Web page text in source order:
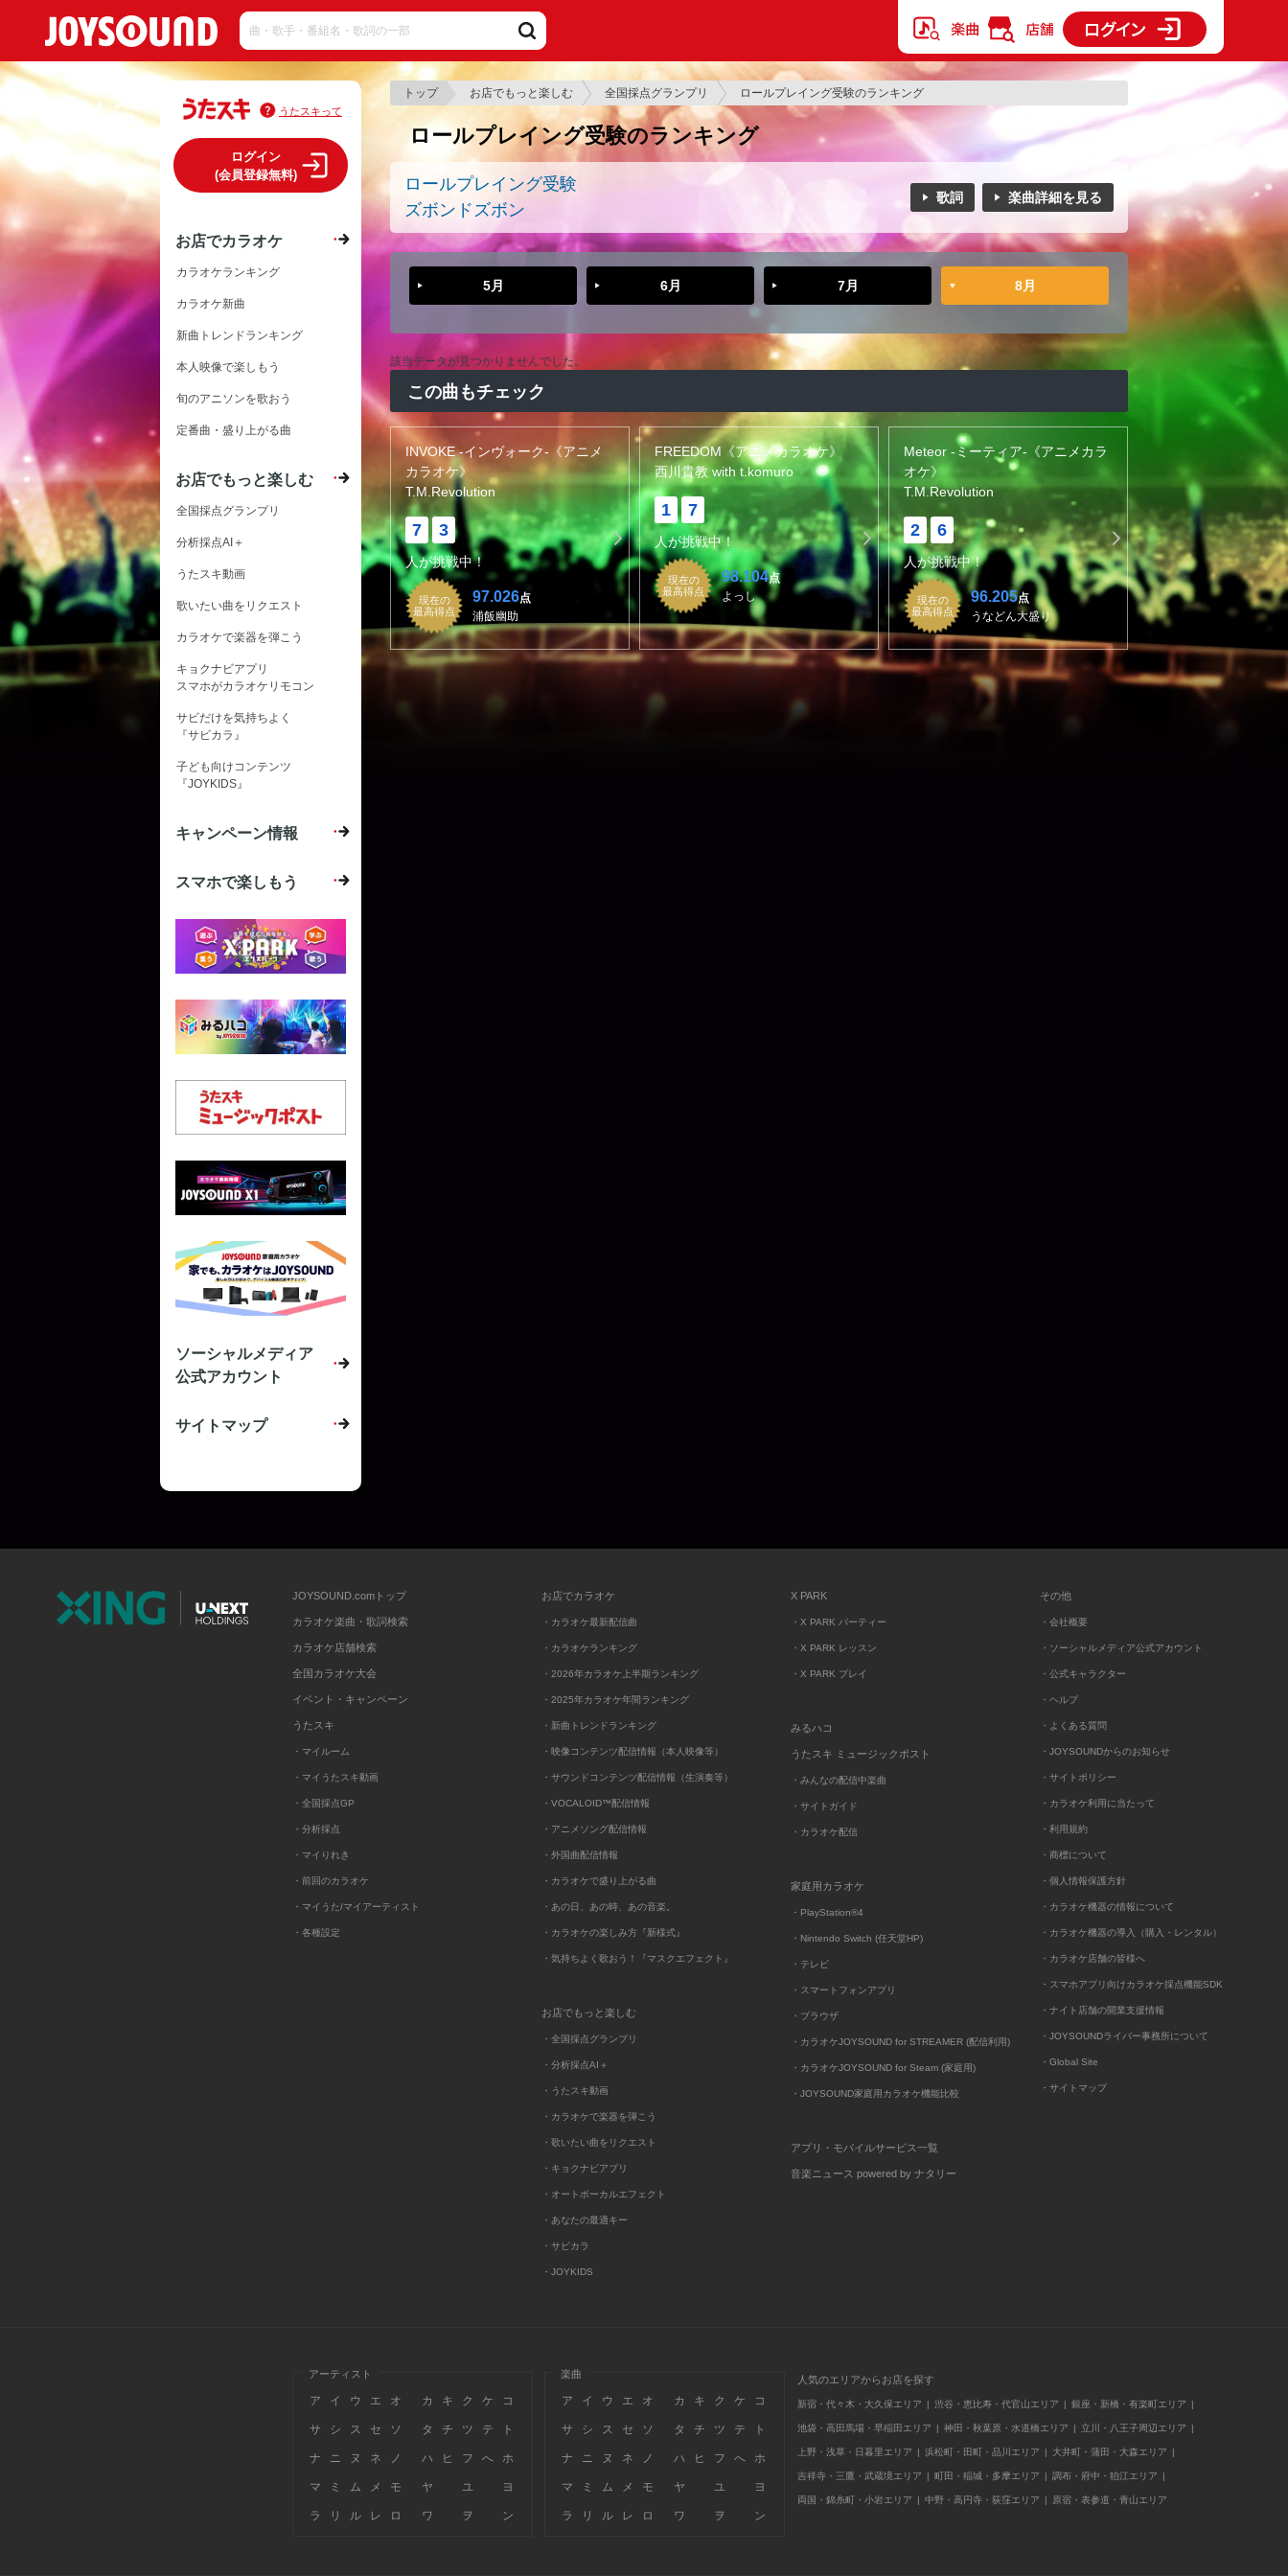
トップ お店でもっと楽しむ 全国採点グランプリ ロールプレイング受験のランキング
ロールプレイング受験のランキング
ロールプレイング受験
ズボンドズボン
歌詞 楽曲詳細を見る
5月 6月 7月 8月
該当データが見つかりませんでした。
この曲もチェック
INVOKE -インヴォーク-《アニメ
カラオケ》
T.M.Revolution
7 3
人が挑戦中！
現在の
最高得点
97.026点
浦飯幽助
FREEDOM《アニメカラオケ》
西川貴教 with t.komuro
1 7
人が挑戦中！
現在の
最高得点
98.104点
よっし
Meteor -ミーティア-《アニメカラ
オケ》
T.M.Revolution
2 6
人が挑戦中！
現在の
最高得点
96.205点
うなどん大盛り
うたスキって
ログイン
(会員登録無料)
お店でカラオケ
カラオケランキング
カラオケ新曲
新曲トレンドランキング
本人映像で楽しもう
旬のアニソンを歌おう
定番曲・盛り上がる曲
お店でもっと楽しむ
全国採点グランプリ
分析採点AI＋
うたスキ動画
歌いたい曲をリクエスト
カラオケで楽器を弾こう
キョクナビアプリ
スマホがカラオケリモコン
サビだけを気持ちよく
『サビカラ』
子ども向けコンテンツ
『JOYKIDS』
キャンペーン情報
スマホで楽しもう
ソーシャルメディア
公式アカウント
サイトマップ
JOYSOUND.comトップ
カラオケ楽曲・歌詞検索
カラオケ店舗検索
全国カラオケ大会
イベント・キャンペーン
うたスキ
・マイルーム
・マイうたスキ動画
・全国採点GP
・分析採点
・マイりれき
・前回のカラオケ
・マイうた/マイアーティスト
・各種設定
お店でカラオケ
・カラオケ最新配信曲
・カラオケランキング
・2026年カラオケ上半期ランキング
・2025年カラオケ年間ランキング
・新曲トレンドランキング
・映像コンテンツ配信情報（本人映像等）
・サウンドコンテンツ配信情報（生演奏等）
・VOCALOID™配信情報
・アニメソング配信情報
・外国曲配信情報
・カラオケで盛り上がる曲
・あの日、あの時、あの音楽。
・カラオケの楽しみ方『新様式』
・気持ちよく歌おう！『マスクエフェクト』
お店でもっと楽しむ
・全国採点グランプリ
・分析採点AI＋
・うたスキ動画
・カラオケで楽器を弾こう
・歌いたい曲をリクエスト
・キョクナビアプリ
・オートボーカルエフェクト
・あなたの最適キー
・サビカラ
・JOYKIDS
X PARK
・X PARK パーティー
・X PARK レッスン
・X PARK プレイ
みるハコ
うたスキ ミュージックポスト
・みんなの配信中楽曲
・サイトガイド
・カラオケ配信
家庭用カラオケ
・PlayStation®4
・Nintendo Switch (任天堂HP)
・テレビ
・スマートフォンアプリ
・ブラウザ
・カラオケJOYSOUND for STREAMER (配信利用)
・カラオケJOYSOUND for Steam (家庭用)
・JOYSOUND家庭用カラオケ機能比較
アプリ・モバイルサービス一覧
音楽ニュース powered by ナタリー
その他
・会社概要
・ソーシャルメディア公式アカウント
・公式キャラクター
・ヘルプ
・よくある質問
・JOYSOUNDからのお知らせ
・サイトポリシー
・カラオケ利用に当たって
・利用規約
・商標について
・個人情報保護方針
・カラオケ機器の情報について
・カラオケ機器の導入（購入・レンタル）
・カラオケ店舗の皆様へ
・スマホアプリ向けカラオケ採点機能SDK
・ナイト店舗の開業支援情報
・JOYSOUNDライバー事務所について
・Global Site
・サイトマップ
アーティスト
ア イ ウ エ オ カ キ ク ケ コ
サ シ ス セ ソ タ チ ツ テ ト
ナ ニ ヌ ネ ノ ハ ヒ フ へ ホ
マ ミ ム メ モ ヤ ユ ヨ
ラ リ ル レ ロ ワ ヲ ン
楽曲
ア イ ウ エ オ カ キ ク ケ コ
サ シ ス セ ソ タ チ ツ テ ト
ナ ニ ヌ ネ ノ ハ ヒ フ へ ホ
マ ミ ム メ モ ヤ ユ ヨ
ラ リ ル レ ロ ワ ヲ ン
人気のエリアからお店を探す
新宿・代々木・大久保エリア 渋谷・恵比寿・代官山エリア 銀座・新橋・有楽町エリア
池袋・高田馬場・早稲田エリア 神田・秋葉原・水道橋エリア 立川・八王子周辺エリア
上野・浅草・日暮里エリア 浜松町・田町・品川エリア 大井町・蒲田・大森エリア
吉祥寺・三鷹・武蔵境エリア 町田・稲城・多摩エリア 調布・府中・狛江エリア
両国・錦糸町・小岩エリア 中野・高円寺・荻窪エリア 原宿・表参道・青山エリア